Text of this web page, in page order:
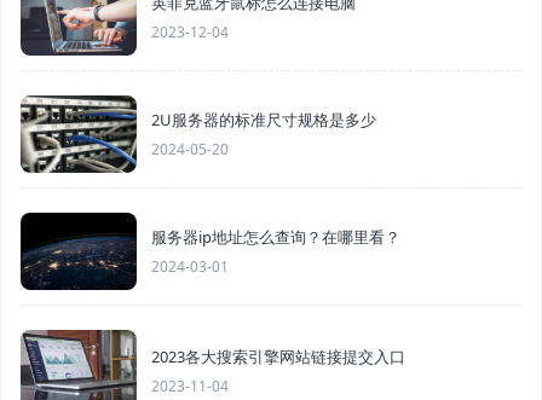
2023-12-04
2U服务器的标准尺寸规格是多少
2024-05-20
服务器ip地址怎么查询？在哪里看？
2024-03-01
2023各大搜索引擎网站链接提交入口
2023-11-04